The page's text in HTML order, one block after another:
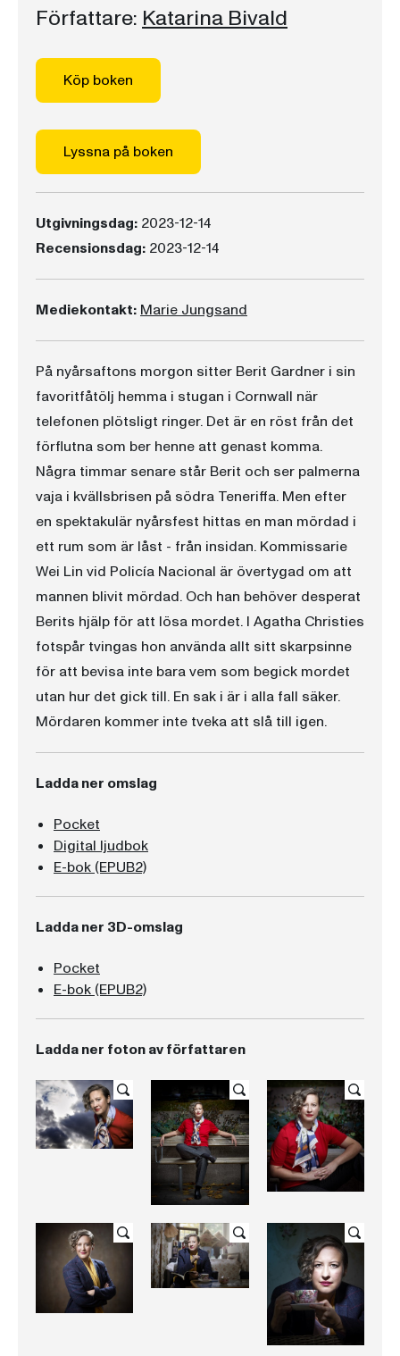
Författare: Katarina Bivald
Köp boken
Lyssna på boken
Utgivningsdag: 2023-12-14
Recensionsdag: 2023-12-14
Mediekontakt: Marie Jungsand
På nyårsaftons morgon sitter Berit Gardner i sin
favoritfåtölj hemma i stugan i Cornwall när
telefonen plötsligt ringer. Det är en röst från det
förflutna som ber henne att genast komma.
Några timmar senare står Berit och ser palmerna
vaja i kvällsbrisen på södra Teneriffa. Men efter
en spektakulär nyårsfest hittas en man mördad i
ett rum som är låst - från insidan. Kommissarie
Wei Lin vid Policía Nacional är övertygad om att
mannen blivit mördad. Och han behöver desperat
Berits hjälp för att lösa mordet. I Agatha Christies
fotspår tvingas hon använda allt sitt skarpsinne
för att bevisa inte bara vem som begick mordet
utan hur det gick till. En sak i är i alla fall säker.
Mördaren kommer inte tveka att slå till igen.
Ladda ner omslag
Pocket
Digital ljudbok
E-bok (EPUB2)
Ladda ner 3D-omslag
Pocket
E-bok (EPUB2)
Ladda ner foton av författaren